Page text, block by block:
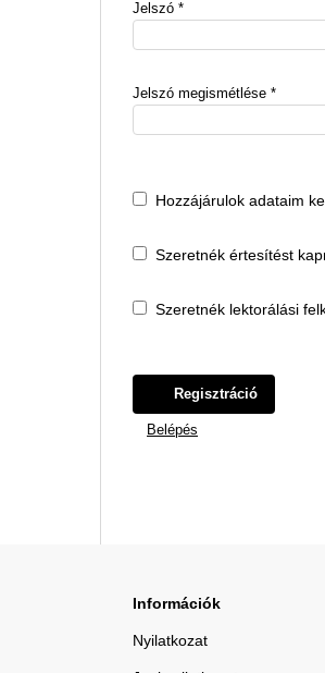
Jelszó *
Jelszó megismétlése *
Hozzájárulok adataim
Szeretnék értesítést
Szeretnék lektorálási
Regisztráció
Belépés
Információk
Nyilatkozat